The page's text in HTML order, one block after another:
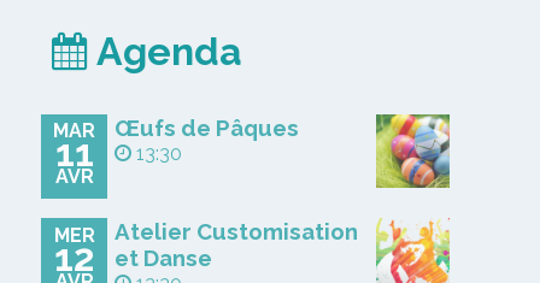
Agenda
MAR
11
AVR
Œufs de Pâques
13:30
MER
12
Atelier Customisation
et Danse